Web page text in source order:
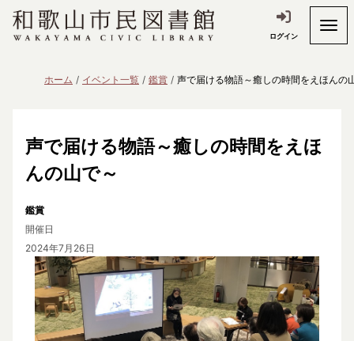
ログイン
ホーム イベント一覧 鑑賞 声で届ける物語～癒しの時間をえほんの
声で届ける物語～癒しの時間をえほ
んの山で～
鑑賞
開催日
2024年7月26日